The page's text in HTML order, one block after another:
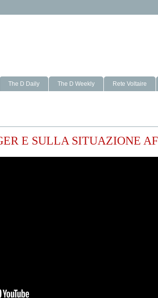
The D Daily The D Weekly Rete Voltaire
E SULLA SITUAZIONE